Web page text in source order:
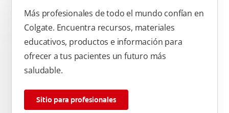
Más profesionales de todo el mundo confían en
Colgate. Encuentra recursos, materiales
educativos, productos e información para
ofrecer a tus pacientes un futuro más
saludable.
Sitio para profesionales